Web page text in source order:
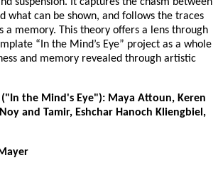
suspension. It captures the chasm between
what can be shown, and follows the traces
a memory. This theory offers a lens through
“In the Mind’s Eye” project as a whole
and memory revealed through artistic
the Mind's Eye"): Maya Attoun, Keren
and Tamir, Eshchar Hanoch Kliengbiel,